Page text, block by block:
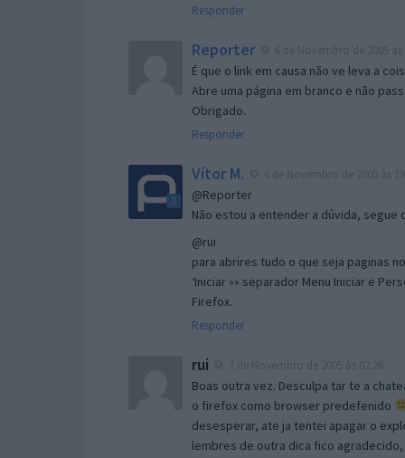
Responder
Reporter
É que o link em causa não ve leva a
Abre uma página em branco e não
Obrigado.
Responder
Vítor M.
@Reporter
Não estou a entender a dúvida,
@rui
para abrires tudo o que seja paginas
‘Iniciar »» separador Menu Iniciar e
Firefox.
Responder
rui
Boas outra vez. Desculpa tar te a
o firefox como browser predefenido
desesperar, ate ja tentei apagar o
lembres de outra dica fico